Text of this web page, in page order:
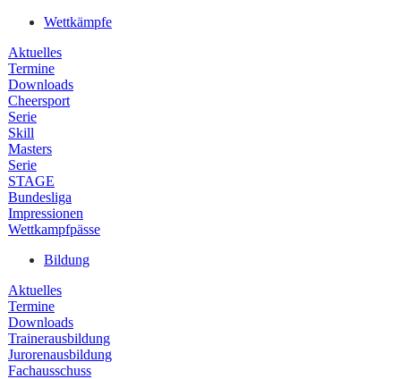
Wettkämpfe
Aktuelles
Termine
Downloads
Cheersport
Serie
Skill
Masters
Serie
STAGE
Bundesliga
Impressionen
Wettkampfpässe
Bildung
Aktuelles
Termine
Downloads
Trainerausbildung
Jurorenausbildung
Fachausschuss